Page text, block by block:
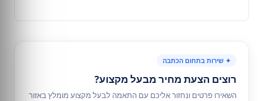
✦ שירות בתחום הכתבה
רוצים הצעת מחיר מבעל מקצוע?
השאירו פרטים ונחזור אליכם עם התאמה לבעל מקצוע מומלץ באזור